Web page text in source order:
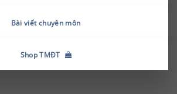
Bài viết chuyên môn
Shop TMĐT